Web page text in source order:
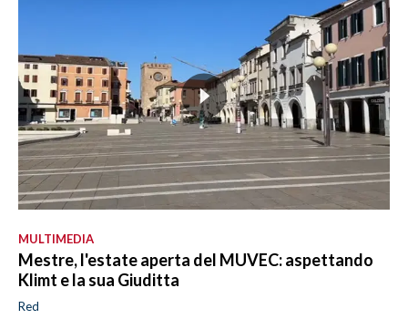
MULTIMEDIA
Mestre, l'estate aperta del MUVEC: aspettando
Klimt e la sua Giuditta
Red